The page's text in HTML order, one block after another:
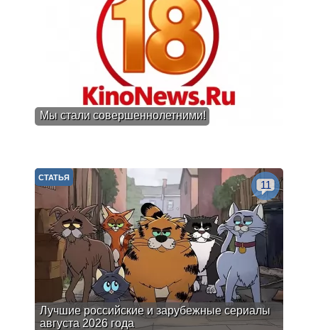
Мы стали совершеннолетними!
Лучшие российские и зарубежные сериалы
августа 2026 года
СТАТЬЯ
11